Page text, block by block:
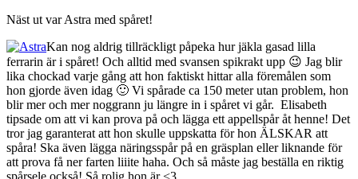
Näst ut var Astra med spåret!
Kan nog aldrig tillräckligt påpeka hur jäkla gasad lilla
ferrarin är i spåret! Och alltid med svansen spikrakt upp 😉 Jag blir
lika chockad varje gång att hon faktiskt hittar alla föremålen som
hon gjorde även idag 🙂 Vi spårade ca 150 meter utan problem, hon
blir mer och mer noggrann ju längre in i spåret vi går. Elisabeth
tipsade om att vi kan prova på och lägga ett appellspår åt henne! Det
tror jag garanterat att hon skulle uppskatta för hon ÄLSKAR att
spåra! Ska även lägga näringsspår på en gräsplan eller liknande för
att prova få ner farten liiite haha. Och så måste jag beställa en riktig
spårsele också! Så rolig hon är <3